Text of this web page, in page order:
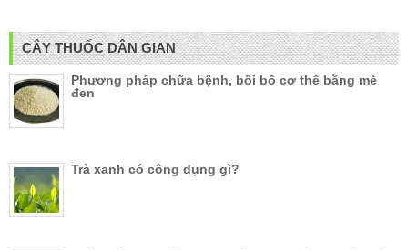
CÂY THUỐC DÂN GIAN
Phương pháp chữa bệnh, bồi bổ cơ thể bằng mè
đen
Trà xanh có công dụng gì?